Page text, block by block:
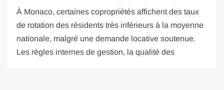
À Monaco, certaines copropriétés affichent des taux
de rotation des résidents très inférieurs à la moyenne
nationale, malgré une demande locative soutenue.
Les règles internes de gestion, la qualité des